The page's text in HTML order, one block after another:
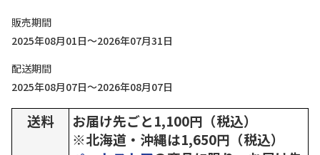
販売期間
2025年08月01日～2026年07月31日
配送期間
2025年08月07日～2026年08月07日
送料
お届け先ごと1,100円（税込）
※北海道・沖縄は1,650円（税込）